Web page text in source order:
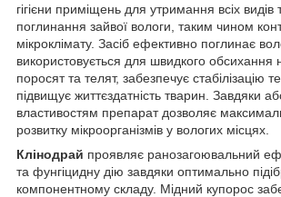
гігієни приміщень для утримання всіх
поглинання зайвої вологи, таким чином
мікроклімату. Засіб ефективно поглинає
використовується для швидкого
поросят та телят, забезпечує стабілізацію
підвищує життєздатність тварин. Завдяки
властивостям препарат дозволяє
розвитку мікроорганізмів у вологих місцях.
Клінодрай проявляє ранозагоювальний
та фунгіцидну дію завдяки оптимально
компонентному складу. Мідний купорос